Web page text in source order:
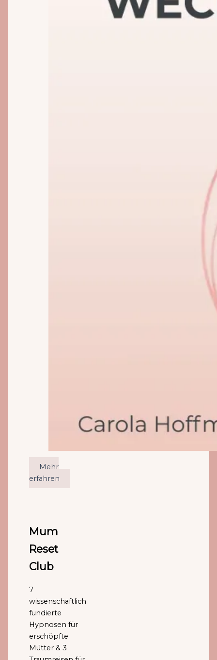
Mehr
erfahren
Mum
Reset
Club
7
wissenschaftlich
fundierte
Hypnosen für
erschöpfte
Mütter & 3